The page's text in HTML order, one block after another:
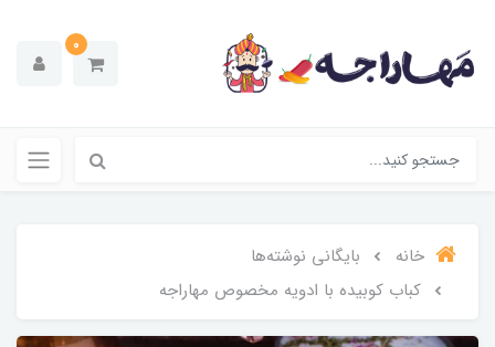
0
خانه
بایگانی نوشته‌ها
کباب کوبیده با ادویه مخصوص مهاراجه